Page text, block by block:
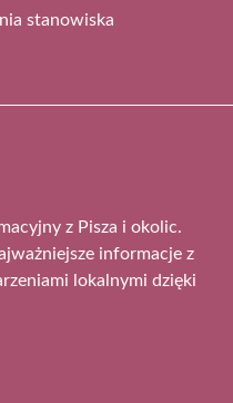
stanowiska
z Pisza i okolic.
informacje z
lokalnymi dzięki